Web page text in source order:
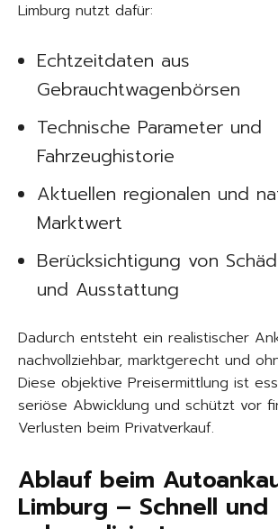
Limburg nutzt dafür:
Echtzeitdaten aus
Gebrauchtwagenbörsen
Technische Parameter und
Fahrzeughistorie
Aktuellen regionalen und
Marktwert
Berücksichtigung von
und Ausstattung
Dadurch entsteht ein realistischer
nachvollziehbar, marktgerecht und
Diese objektive Preisermittlung ist
seriöse Abwicklung und schützt vor
Verlusten beim Privatverkauf.
Ablauf beim
Limburg – Schnell und